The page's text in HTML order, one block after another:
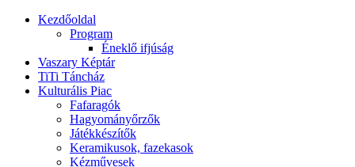
Kezdőoldal
Program
Éneklő ifjúság
Vaszary Képtár
TiTi Táncház
Kulturális Piac
Fafaragók
Hagyományőrzők
Játékkészítők
Keramikusok, fazekasok
Kézművesek